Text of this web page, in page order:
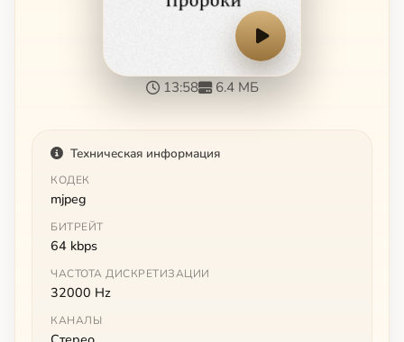
13:58 6.4 МБ
Техническая информация
КОДЕК
mjpeg
БИТРЕЙТ
64 kbps
ЧАСТОТА ДИСКРЕТИЗАЦИИ
32000 Hz
КАНАЛЫ